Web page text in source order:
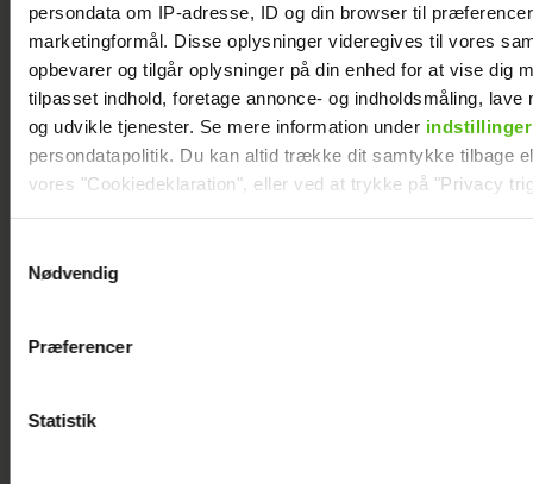
persondata om IP-adresse, ID og din browser til
marketingformål. Disse oplysninger videregives til vores
opbevarer og tilgår oplysninger på din enhed for at vise dig
tilpasset indhold, foretage annonce- og indholdsmåling, lave
og udvikle tjenester. Se mere information under indstillinger
persondatapolitik. Du kan altid trække dit samtykke tilbage
vores "Cookiedeklaration", eller ved at trykke på "Privacy
Vi anvender egne cookies og cookies fra tredjeparter til at
generere statistik og huske dine præferencer samt til brug
Nødvendig
Præferencer
Statistik
Astrid Olsen starter
nyt kapitel med
Therese Glahn
revser TV 2-